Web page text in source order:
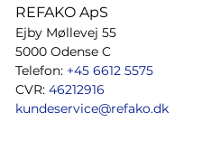
REFAKO ApS
Ejby Møllevej 55
5000 Odense C
Telefon: +45 6612 5575
CVR: 46212916
kundeservice@refako.dk